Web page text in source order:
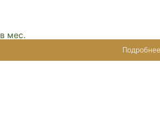
в мес.
Подробнее